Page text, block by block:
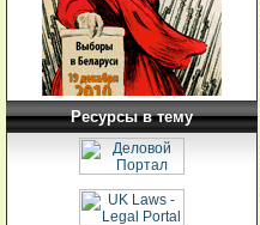
Ресурсы в тему